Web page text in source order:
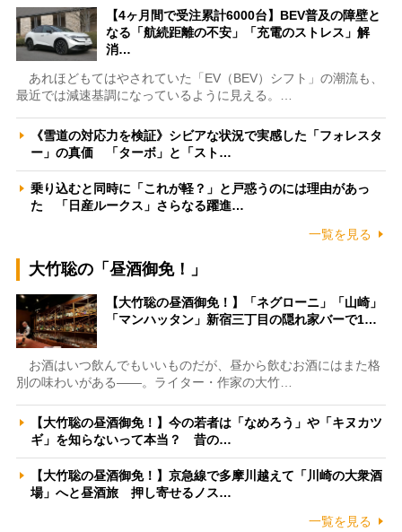
【4ヶ月間で受注累計6000台】BEV普及の障壁と
なる「航続距離の不安」「充電のストレス」解
消…
あれほどもてはやされていた「EV（BEV）シフト」の潮流も、
最近では減速基調になっているように見える。…
《雪道の対応力を検証》シビアな状況で実感した「フォレスタ
ー」の真価 「ターボ」と「スト…
乗り込むと同時に「これが軽？」と戸惑うのには理由があっ
た 「日産ルークス」さらなる躍進…
一覧を見る
大竹聡の「昼酒御免！」
【大竹聡の昼酒御免！】「ネグローニ」「山崎」
「マンハッタン」新宿三丁目の隠れ家バーで1…
お酒はいつ飲んでもいいものだが、昼から飲むお酒にはまた格
別の味わいがある――。ライター・作家の大竹…
【大竹聡の昼酒御免！】今の若者は「なめろう」や「キヌカツ
ギ」を知らないって本当？ 昔の…
【大竹聡の昼酒御免！】京急線で多摩川越えて「川崎の大衆酒
場」へと昼酒旅 押し寄せるノス…
一覧を見る